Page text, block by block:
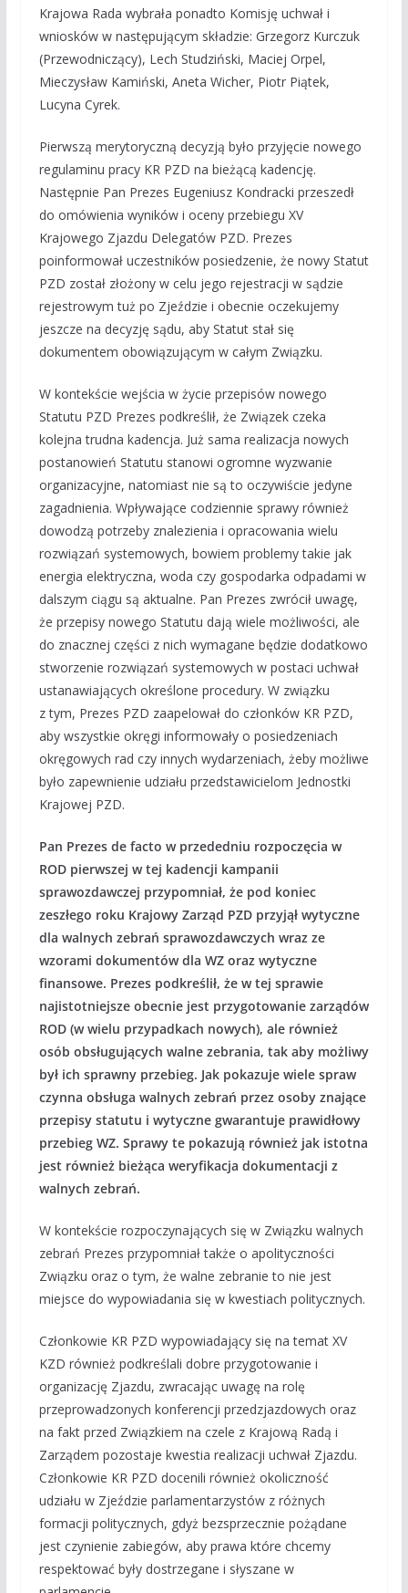
Krajowa Rada wybrała ponadto Komisję uchwał i
wniosków w następującym składzie: Grzegorz Kurczuk
(Przewodniczący), Lech Studziński, Maciej Orpel,
Mieczysław Kamiński, Aneta Wicher, Piotr Piątek,
Lucyna Cyrek.
Pierwszą merytoryczną decyzją było przyjęcie nowego
regulaminu pracy KR PZD na bieżącą kadencję.
Następnie Pan Prezes Eugeniusz Kondracki przeszedł
do omówienia wyników i oceny przebiegu XV
Krajowego Zjazdu Delegatów PZD. Prezes
poinformował uczestników posiedzenie, że nowy Statut
PZD został złożony w celu jego rejestracji w sądzie
rejestrowym tuż po Zjeździe i obecnie oczekujemy
jeszcze na decyzję sądu, aby Statut stał się
dokumentem obowiązującym w całym Związku.
W kontekście wejścia w życie przepisów nowego
Statutu PZD Prezes podkreślił, że Związek czeka
kolejna trudna kadencja. Już sama realizacja nowych
postanowień Statutu stanowi ogromne wyzwanie
organizacyjne, natomiast nie są to oczywiście jedyne
zagadnienia. Wpływające codziennie sprawy również
dowodzą potrzeby znalezienia i opracowania wielu
rozwiązań systemowych, bowiem problemy takie jak
energia elektryczna, woda czy gospodarka odpadami w
dalszym ciągu są aktualne. Pan Prezes zwrócił uwagę,
że przepisy nowego Statutu dają wiele możliwości, ale
do znacznej części z nich wymagane będzie dodatkowo
stworzenie rozwiązań systemowych w postaci uchwał
ustanawiających określone procedury. W związku
z tym, Prezes PZD zaapelował do członków KR PZD,
aby wszystkie okręgi informowały o posiedzeniach
okręgowych rad czy innych wydarzeniach, żeby możliwe
było zapewnienie udziału przedstawicielom Jednostki
Krajowej PZD.
Pan Prezes de facto w przededniu rozpoczęcia w
ROD pierwszej w tej kadencji kampanii
sprawozdawczej przypomniał, że pod koniec
zeszłego roku Krajowy Zarząd PZD przyjął wytyczne
dla walnych zebrań sprawozdawczych wraz ze
wzorami dokumentów dla WZ oraz wytyczne
finansowe. Prezes podkreślił, że w tej sprawie
najistotniejsze obecnie jest przygotowanie zarządów
ROD (w wielu przypadkach nowych), ale również
osób obsługujących walne zebrania, tak aby możliwy
był ich sprawny przebieg. Jak pokazuje wiele spraw
czynna obsługa walnych zebrań przez osoby znające
przepisy statutu i wytyczne gwarantuje prawidłowy
przebieg WZ. Sprawy te pokazują również jak istotna
jest również bieżąca weryfikacja dokumentacji z
walnych zebrań.
W kontekście rozpoczynających się w Związku walnych
zebrań Prezes przypomniał także o apolityczności
Związku oraz o tym, że walne zebranie to nie jest
miejsce do wypowiadania się w kwestiach politycznych.
Członkowie KR PZD wypowiadający się na temat XV
KZD również podkreślali dobre przygotowanie i
organizację Zjazdu, zwracając uwagę na rolę
przeprowadzonych konferencji przedzjazdowych oraz
na fakt przed Związkiem na czele z Krajową Radą i
Zarządem pozostaje kwestia realizacji uchwał Zjazdu.
Członkowie KR PZD docenili również okoliczność
udziału w Zjeździe parlamentarzystów z różnych
formacji politycznych, gdyż bezsprzecznie pożądane
jest czynienie zabiegów, aby prawa które chcemy
respektować były dostrzegane i słyszane w